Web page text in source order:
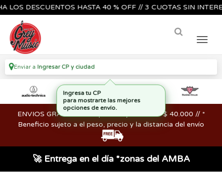
LOS DESCUENTOS HASTA 40 % OFF // 3 CUOTAS SIN
Enviar a Ingresar CP y ciudad
ENVIOS GRATIS en compras mayores a los $ 40.000 // *
Beneficio sujeto a el peso, precio y la distancia del envío
🚀 Entrega en el día *zonas del AMBA
Ingresa tu CP
para mostrarte las mejores
opciones de envío.